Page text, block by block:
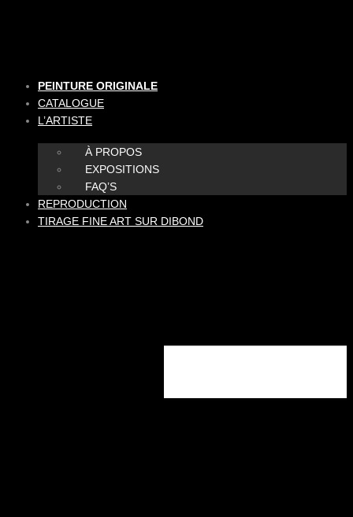
PEINTURE ORIGINALE
CATALOGUE
L’ARTISTE
À PROPOS
EXPOSITIONS
FAQ’S
REPRODUCTION
TIRAGE FINE ART SUR DIBOND